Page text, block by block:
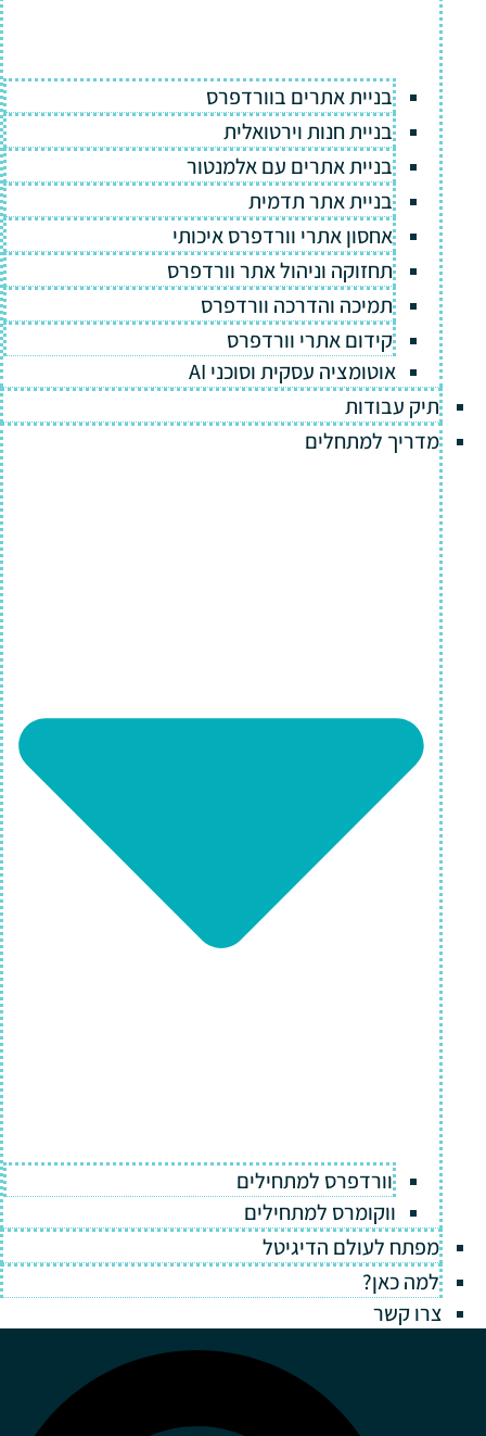
בניית אתרים בוורדפרס
בניית חנות וירטואלית
בניית אתרים עם אלמנטור
בניית אתר תדמית
אחסון אתרי וורדפרס איכותי
תחזוקה וניהול אתר וורדפרס
תמיכה והדרכה וורדפרס
קידום אתרי וורדפרס
אוטומציה עסקית וסוכני AI
תיק עבודות
מדריך למתחלים
וורדפרס למתחילים
ווקומרס למתחילים
מפתח לעולם הדיגיטל
למה כאן?
צרו קשר